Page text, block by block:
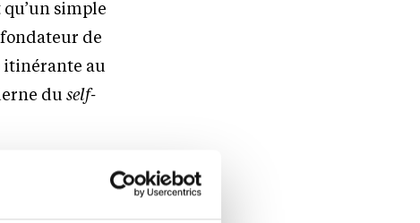
simple
de
itinérante au
duself-
cette